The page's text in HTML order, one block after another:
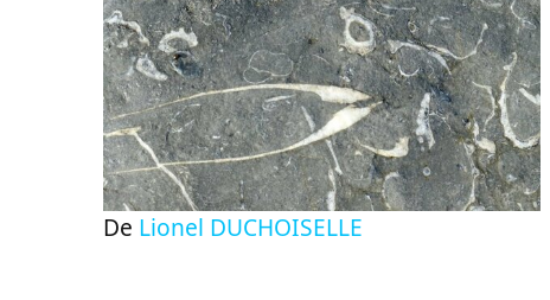
De Lionel DUCHOISELLE